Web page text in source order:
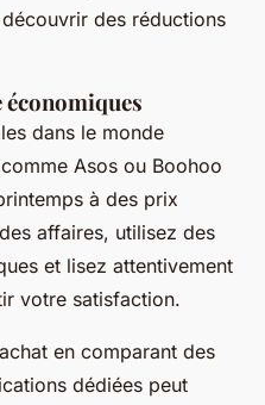
des réductions
économiques
dans le monde
Asos ou Boohoo
à des prix
affaires, utilisez des
et lisez attentivement
votre satisfaction.
en comparant des
dédiées peut